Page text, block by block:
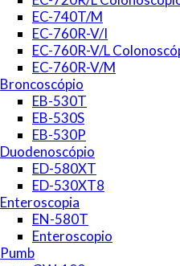
EC-740T/M
EC-760R-V/I
EC-760R-V/L
EC-760R-V/M
Broncoscópio
EB-530T
EB-530S
EB-530P
Duodenoscópio
ED-580XT
ED-530XT8
Enteroscopia
EN-580T
Enteroscopio
Pumb